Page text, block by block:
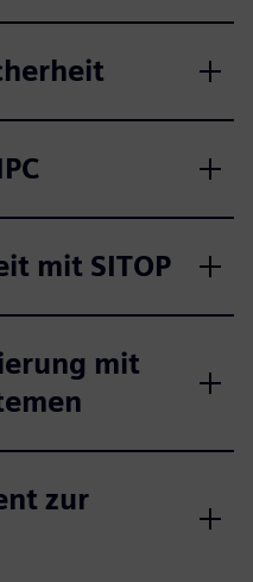
mit SITOP
mit
zur